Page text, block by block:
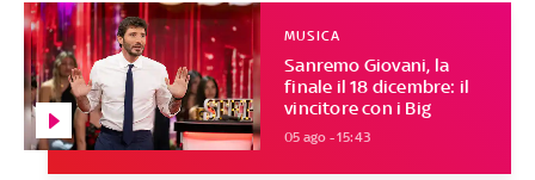
Sanremo Giovani, la
finale il 18 dicembre: il
vincitore con i Big
MUSICA
05 ago - 15:43